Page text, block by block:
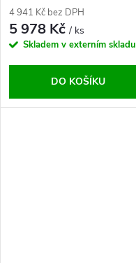
4 941 Kč bez DPH
5 978 Kč/ ks
Skladem v externím skladu
DO KOŠÍKU